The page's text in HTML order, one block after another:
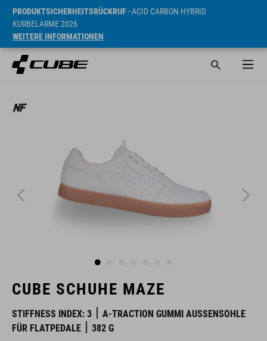
PRODUKTSICHERHEITSRÜCKRUF- ACID CARBON HYBRID
KURBELARME 2026
WEITERE INFORMATIONEN
CUBE SCHUHE MAZE
STIFFNESS INDEX: 3
A-TRACTION GUMMI AUSSENSOHLE F
ÜR FLATPEDALE
382 G